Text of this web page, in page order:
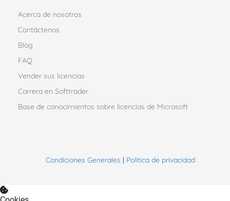
Acerca de nosotros
Contáctenos
Blog
FAQ
Vender sus licencias
Carrera en Softtrader
Base de conocimientos sobre licencias de Microsoft
Condiciones Generales | Política de privacidad